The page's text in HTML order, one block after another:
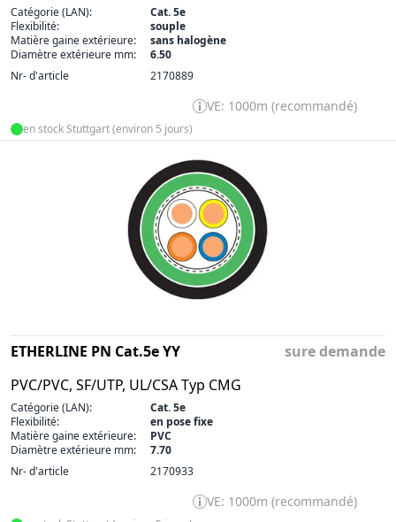
Catégorie (LAN):
Cat. 5e
Flexibilité:
souple
Matière gaine extérieure:
sans halogène
Diamètre extérieure mm:
6.50
Nr- d'article
2170889
VE: 1000m (recommandé)
en stock Stuttgart (environ 5 jours)
ETHERLINE PN Cat.5e YY
PVC/PVC, SF/UTP, UL/CSA Typ CMG
sure demande
Catégorie (LAN):
Cat. 5e
Flexibilité:
en pose fixe
Matière gaine extérieure:
PVC
Diamètre extérieure mm:
7.70
Nr- d'article
2170933
VE: 1000m (recommandé)